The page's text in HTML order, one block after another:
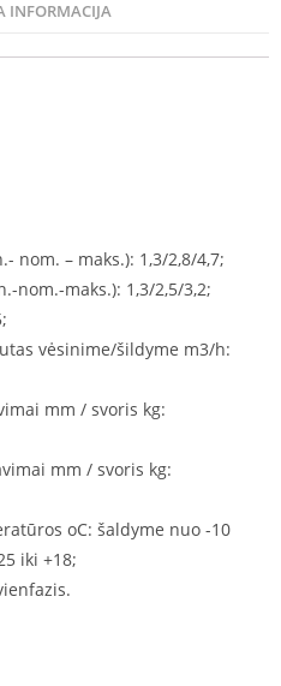
INFORMACIJA
nom. – maks.): 1,3/2,8/4,7;
nom.-maks.): 1,3/2,5/3,2;
vėsinime/šildyme m3/h:
mm / svoris kg:
mm / svoris kg:
oC: šaldyme nuo -10
iki +18;